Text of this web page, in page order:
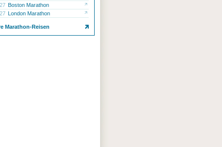
Boston Marathon
London Marathon
Marathon-Reisen